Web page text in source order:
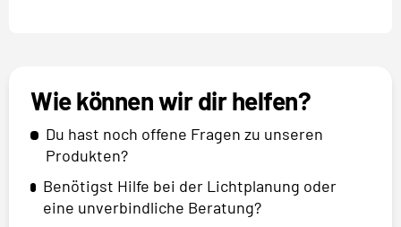
Wie können wir dir helfen?
Du hast noch offene Fragen zu unseren
Produkten?
Benötigst Hilfe bei der Lichtplanung oder
eine unverbindliche Beratung?